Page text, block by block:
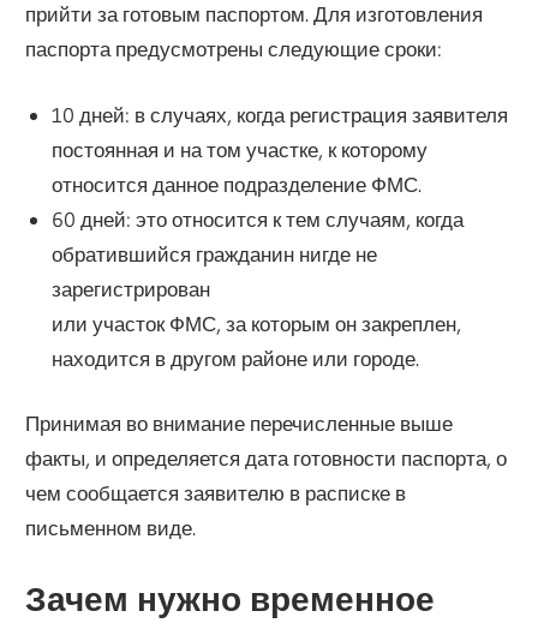
прийти за готовым паспортом. Для изготовления
паспорта предусмотрены следующие сроки:
10 дней: в случаях, когда регистрация заявителя
постоянная и на том участке, к которому
относится данное подразделение ФМС.
60 дней: это относится к тем случаям, когда
обратившийся гражданин нигде не
зарегистрирован
или участок ФМС, за которым он закреплен,
находится в другом районе или городе.
Принимая во внимание перечисленные выше
факты, и определяется дата готовности паспорта, о
чем сообщается заявителю в расписке в
письменном виде.
Зачем нужно временное